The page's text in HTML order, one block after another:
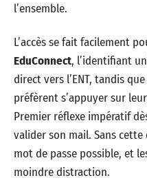
l’ensemble.
L’accès se fait facilement
EduConnect, l’identifiant
direct vers l’ENT, tandis
préfèrent s’appuyer sur
Premier réflexe impératif
valider son mail. Sans
mot de passe possible, et
moindre distraction.